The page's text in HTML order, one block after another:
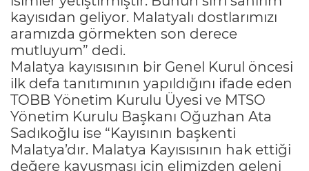
kayısıdan geliyor. Malatyalı dostlarımızı
aramızda görmekten son derece
mutluyum” dedi.
Malatya kayısısının bir Genel Kurul öncesi
ilk defa tanıtımının yapıldığını ifade eden
TOBB Yönetim Kurulu Üyesi ve MTSO
Yönetim Kurulu Başkanı Oğuzhan Ata
Sadıkoğlu ise “Kayısının başkenti
Malatya’dır. Malatya Kayısısının hak ettiği
değere kavuşması için elimizden geleni